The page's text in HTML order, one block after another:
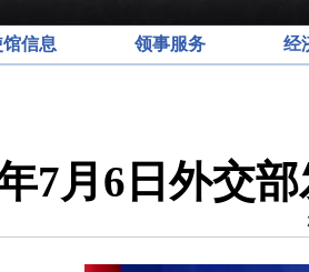
信息 领事服务 经
7月6日外交